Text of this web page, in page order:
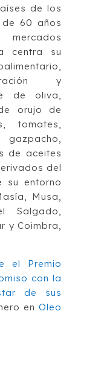
de los
de 60 años
centra su
y
de oliva,
orujo de
tomates,
de aceites
del
su entorno
Musa,
Salgado,
y Coimbra,
el Premio
con la
de sus
enOleo